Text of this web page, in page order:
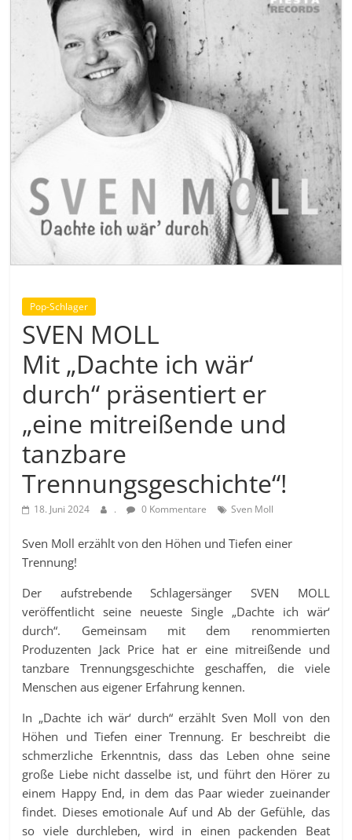
Pop-Schlager
SVEN MOLL
Mit „Dachte ich wär‘
durch“ präsentiert er
„eine mitreißende und
tanzbare
Trennungsgeschichte“!
18. Juni 2024 . 0 Kommentare Sven Moll
Sven Moll erzählt von den Höhen und Tiefen einer
Trennung!
Der aufstrebende Schlagersänger SVEN MOLL
veröffentlicht seine neueste Single „Dachte ich wär‘
durch“. Gemeinsam mit dem renommierten
Produzenten Jack Price hat er eine mitreißende und
tanzbare Trennungsgeschichte geschaffen, die viele
Menschen aus eigener Erfahrung kennen.
In „Dachte ich wär‘ durch“ erzählt Sven Moll von den
Höhen und Tiefen einer Trennung. Er beschreibt die
schmerzliche Erkenntnis, dass das Leben ohne seine
große Liebe nicht dasselbe ist, und führt den Hörer zu
einem Happy End, in dem das Paar wieder zueinander
findet. Dieses emotionale Auf und Ab der Gefühle, das
so viele durchleben, wird in einen packenden Beat